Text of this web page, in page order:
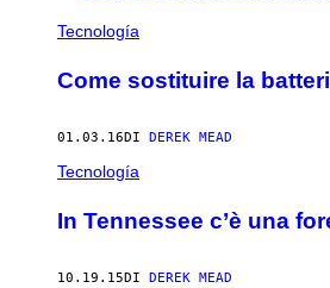
Tecnología
Come sostituire la
01.03.16DI DEREK MEAD
Tecnología
In Tennessee c’è una
10.19.15DI DEREK MEAD